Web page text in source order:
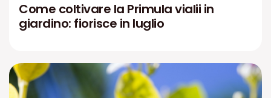
Come coltivare la Primula vialii in
giardino: fiorisce in luglio